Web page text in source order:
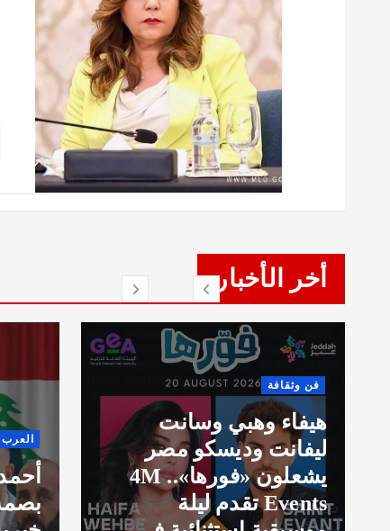
أخر الأخبار
العرب والعالم
أحمد ومحمد حدارة…
بصمة إنسانية وأعمال